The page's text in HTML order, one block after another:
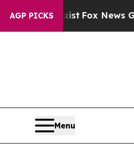
AGP PICKS
Fox News Goes Quiet as
Menu